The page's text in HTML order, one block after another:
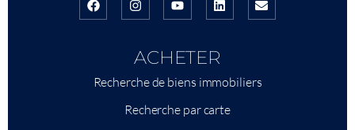
ACHETER
Recherche de biens immobiliers
Recherche par carte